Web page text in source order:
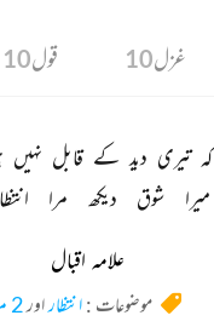
غزل10 قول10
کہ تیری دید کے قابل نہیں
میرا شوق دیکھ مرا
علامہ اقبال
موضوعات :انتظاراور2 مزید